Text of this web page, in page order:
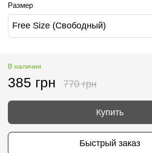
Размер
Free Size (Свободный)
В наличии
385 грн 770 грн
Купить
Быстрый заказ